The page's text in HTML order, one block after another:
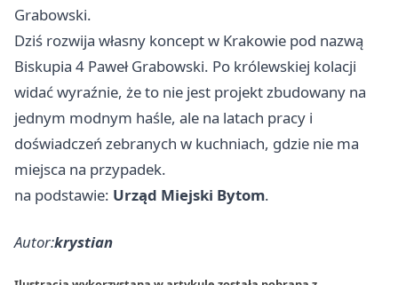
Grabowski.
Dziś rozwija własny koncept w Krakowie pod nazwą
Biskupia 4 Paweł Grabowski. Po królewskiej kolacji
widać wyraźnie, że to nie jest projekt zbudowany na
jednym modnym haśle, ale na latach pracy i
doświadczeń zebranych w kuchniach, gdzie nie ma
miejsca na przypadek.
na podstawie: Urząd Miejski Bytom.
Autor:krystian